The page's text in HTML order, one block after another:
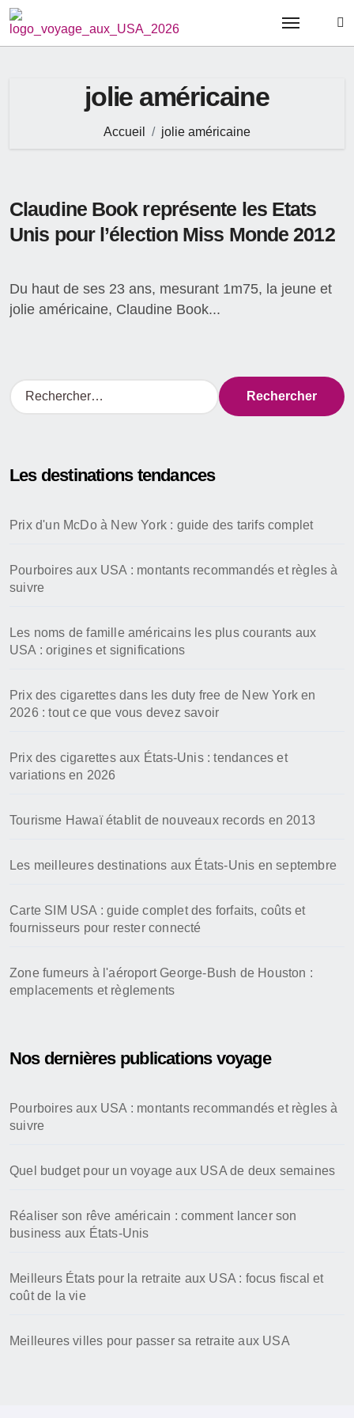
Passer
au
jolie américaine
Accueil jolie américaine
Claudine Book représente les Etats
Unis pour l’élection Miss Monde 2012
Du haut de ses 23 ans, mesurant 1m75, la jeune et
jolie américaine, Claudine Book...
R
e
r
e
:
Les destinations tendances
Prix d'un McDo à New York : guide des tarifs complet
Pourboires aux USA : montants recommandés et règles à
suivre
Les noms de famille américains les plus courants aux
USA : origines et significations
Prix des cigarettes dans les duty free de New York en
2026 : tout ce que vous devez savoir
Prix des cigarettes aux États-Unis : tendances et
variations en 2026
Tourisme Hawaï établit de nouveaux records en 2013
Les meilleures destinations aux États-Unis en septembre
Carte SIM USA : guide complet des forfaits, coûts et
fournisseurs pour rester connecté
Zone fumeurs à l'aéroport George-Bush de Houston :
emplacements et règlements
Nos dernières publications voyage
Pourboires aux USA : montants recommandés et règles à
suivre
Quel budget pour un voyage aux USA de deux semaines
Réaliser son rêve américain : comment lancer son
business aux États-Unis
Meilleurs États pour la retraite aux USA : focus fiscal et
coût de la vie
Meilleures villes pour passer sa retraite aux USA